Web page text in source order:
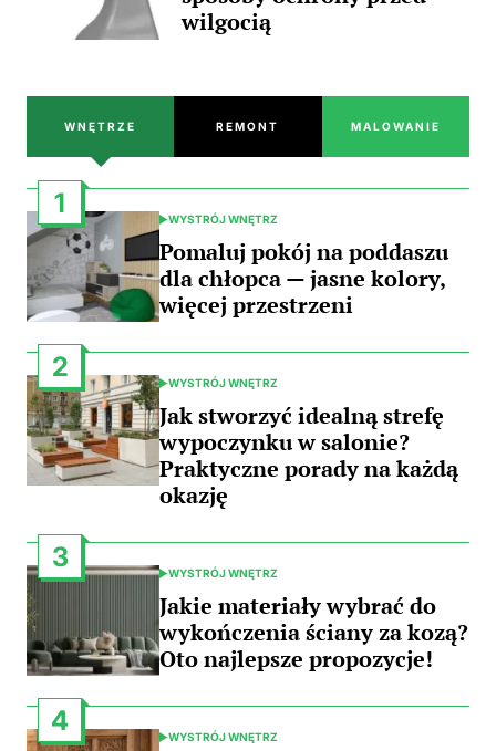
wilgocią
WNĘTRZE REMONT MALOWANIE
1
POSTED
IN
WYSTRÓJ WNĘTRZ
Pomaluj pokój na poddaszu
dla chłopca — jasne kolory,
więcej przestrzeni
2
POSTED
IN
WYSTRÓJ WNĘTRZ
Jak stworzyć idealną strefę
wypoczynku w salonie?
Praktyczne porady na każdą
okazję
3
POSTED
IN
WYSTRÓJ WNĘTRZ
Jakie materiały wybrać do
wykończenia ściany za kozą?
Oto najlepsze propozycje!
4
POSTED
WYSTRÓJ WNĘTRZ